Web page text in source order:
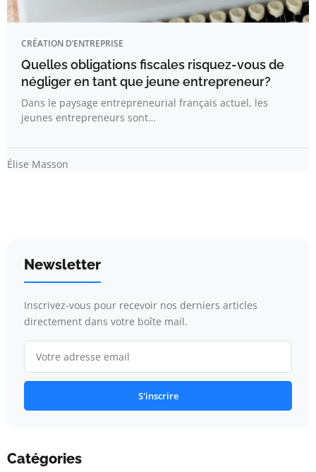
CRÉATION D’ENTREPRISE
Quelles obligations fiscales risquez-vous de
négliger en tant que jeune entrepreneur?
Dans le paysage entrepreneurial français actuel, les
jeunes entrepreneurs sont…
Élise Masson
Newsletter
Inscrivez-vous pour recevoir nos derniers articles
directement dans votre boîte mail.
S'inscrire
Catégories